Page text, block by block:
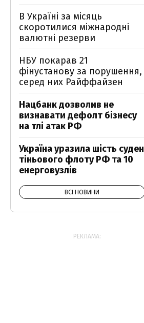
В Україні за місяць
скоротилися міжнародні
валютні резерви
НБУ покарав 21
фінустанову за порушення,
серед них Райффайзен
Нацбанк дозволив не
визнавати дефолт бізнесу
на тлі атак РФ
Україна уразила шість суден
тіньового флоту РФ та 10
енерговузлів
ВСІ НОВИНИ
РЕКЛАМА: